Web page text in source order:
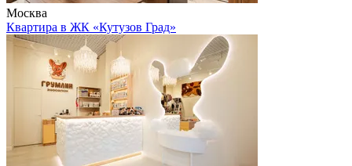
Москва
Квартира в ЖК «Кутузов Град»